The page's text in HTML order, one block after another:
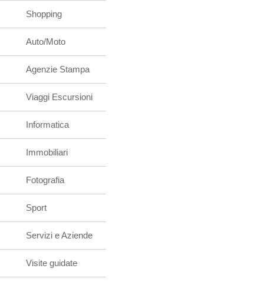
Shopping
Auto/Moto
Agenzie Stampa
Viaggi Escursioni
Informatica
Immobiliari
Fotografia
Sport
Servizi e Aziende
Visite guidate